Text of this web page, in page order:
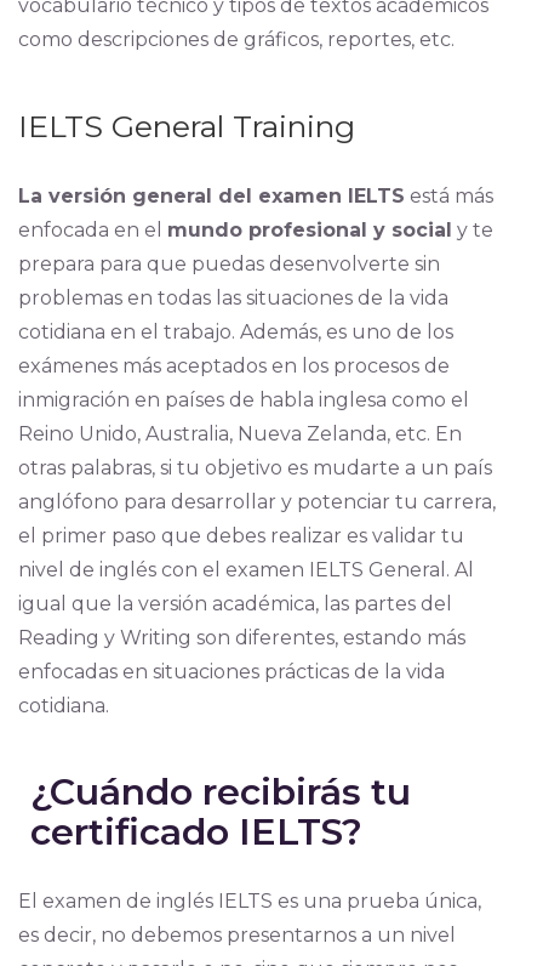
vocabulario técnico y tipos de textos académicos
como descripciones de gráficos, reportes, etc.
IELTS General Training
La versión general del examen IELTS está más
enfocada en el mundo profesional y social y te
prepara para que puedas desenvolverte sin
problemas en todas las situaciones de la vida
cotidiana en el trabajo. Además, es uno de los
exámenes más aceptados en los procesos de
inmigración en países de habla inglesa como el
Reino Unido, Australia, Nueva Zelanda, etc. En
otras palabras, si tu objetivo es mudarte a un país
anglófono para desarrollar y potenciar tu carrera,
el primer paso que debes realizar es validar tu
nivel de inglés con el examen IELTS General. Al
igual que la versión académica, las partes del
Reading y Writing son diferentes, estando más
enfocadas en situaciones prácticas de la vida
cotidiana.
¿Cuándo recibirás tu
certificado IELTS?
El examen de inglés IELTS es una prueba única,
es decir, no debemos presentarnos a un nivel